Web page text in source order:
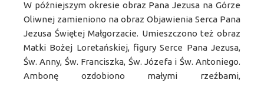
W późniejszym okresie obraz Pana Jezusa na Górze
Oliwnej zamieniono na obraz Objawienia Serca Pana
Jezusa Świętej Małgorzacie. Umieszczono też obraz
Matki Bożej Loretańskiej, figury Serce Pana Jezusa,
Św. Anny, Św. Franciszka, Św. Józefa i Św. Antoniego.
Ambonę ozdobiono małymi rzeźbami,